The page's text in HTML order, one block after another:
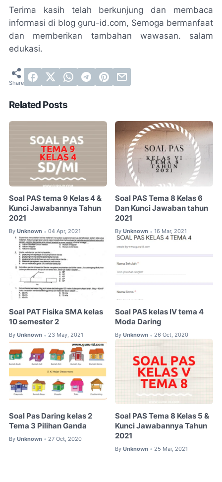
Terima kasih telah berkunjung dan membaca
informasi di blog guru-id.com, Semoga bermanfaat
dan memberikan tambahan wawasan. salam
edukasi.
Related Posts
Soal PAS tema 9 Kelas 4 &
Kunci Jawabannya Tahun
2021
By Unknown • 04 Apr, 2021
Soal PAS Tema 8 Kelas 6
Dan Kunci Jawaban tahun
2021
By Unknown • 16 Mar, 2021
Soal PAT Fisika SMA kelas
10 semester 2
By Unknown • 23 May, 2021
Soal PAS kelas IV tema 4
Moda Daring
By Unknown • 26 Oct, 2020
Soal Pas Daring kelas 2
Tema 3 Pilihan Ganda
By Unknown • 27 Oct, 2020
Soal PAS Tema 8 Kelas 5 &
Kunci Jawabannya Tahun
2021
By Unknown • 25 Mar, 2021